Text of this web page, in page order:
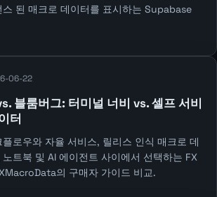
스 된 매크로 데이터를 표시하는 Supabase
06-22
블룸버그: 터미널 너비 vs. 셀프 서비
터
로우와 자율 서비스, 릴리스 인식 매크로 데
트북 및 AI 에이전트 사이에서 선택하는 FX
의 구매자 가이드 비교.